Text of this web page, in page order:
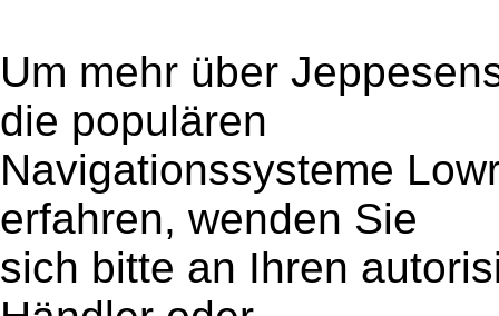
Um mehr über
die populären
Navigationssysteme
erfahren, wenden Sie
sich bitte an Ihren